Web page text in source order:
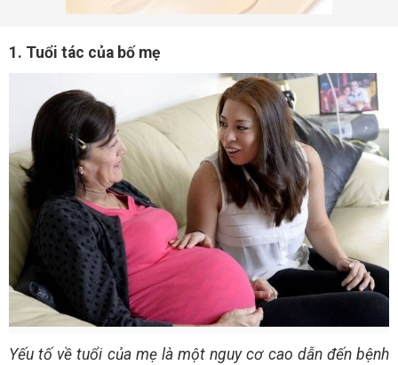
1. Tuổi tác của bố mẹ
Yếu tố về tuổi của mẹ là một nguy cơ cao dẫn đến bệnh